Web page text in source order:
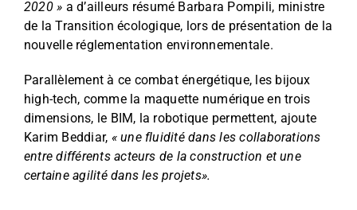
2020 » a d’ailleurs résumé Barbara Pompili, ministre
de la Transition écologique, lors de présentation de la
nouvelle réglementation environnementale.
Parallèlement à ce combat énergétique, les bijoux
high-tech, comme la maquette numérique en trois
dimensions, le BIM, la robotique permettent, ajoute
Karim Beddiar, « une fluidité dans les collaborations
entre différents acteurs de la construction et une
certaine agilité dans les projets».